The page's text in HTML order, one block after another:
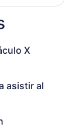
X
asistir al